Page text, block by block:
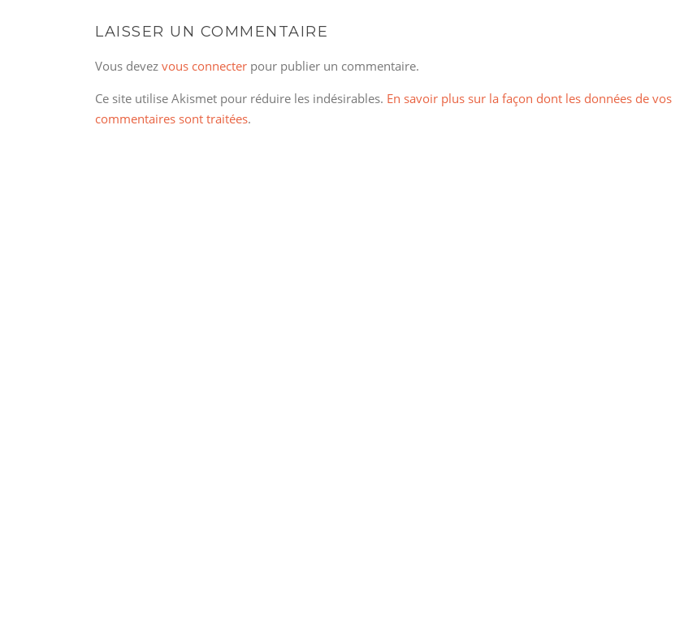
LAISSER UN COMMENTAIRE
Vous devez vous connecter pour publier un commentaire.
Ce site utilise Akismet pour réduire les indésirables. En savoir plus sur la façon dont les données de vos
commentaires sont traitées.